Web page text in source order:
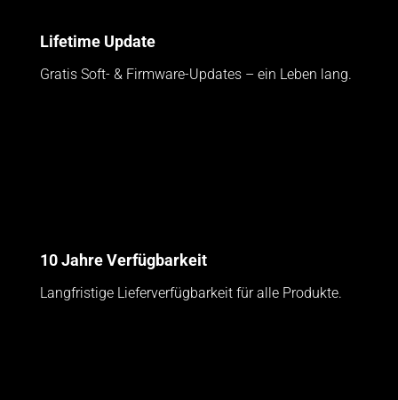
Lifetime Update
Gratis Soft- & Firmware-Updates – ein Leben lang.
10 Jahre Verfügbarkeit
Langfristige Lieferverfügbarkeit für alle Produkte.